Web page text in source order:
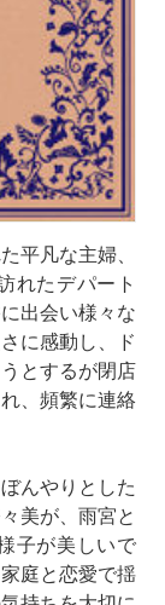
平凡な主婦、
れたデパート
出会い様々な
に感動し、ド
とするが閉店
、頻繁に連絡
んやりとした
美が、雨宮と
子が美しいで
庭と恋愛で揺